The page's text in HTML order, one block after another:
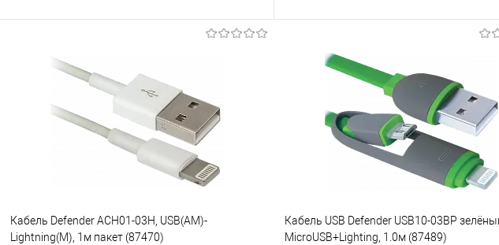
Сравнение
В избранное
В наличии- 55 шт.
Сравнение
В избранное
В наличии-
Кабель Defender ACH01-03H, USB(AM)-
Lightning(M), 1м пакет (87470)
Кабель USB Defender USB10-03BP
MicroUSB+Lighting, 1.0м (87489)